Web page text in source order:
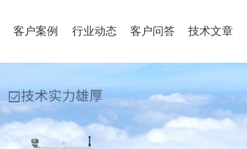
客户案例 行业动态 客户问答 技术文章